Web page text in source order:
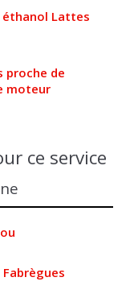
éthanol Lattes
proche de
moteur
ce service